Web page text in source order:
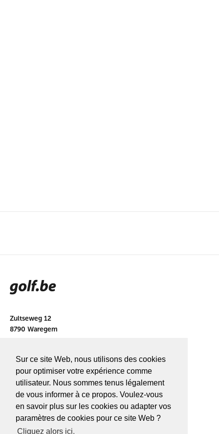
Sur ce site Web, nous utilisons des cookies
pour optimiser votre expérience comme
utilisateur. Nous sommes tenus légalement
de vous informer à ce propos. Voulez-vous
en savoir plus sur les cookies ou adapter vos
paramètres de cookies pour ce site Web ?
Cliquez alors ici.
Zultseweg 12
8790 Waregem
BE 0466527339
A PROPOS DEGOLF.BE